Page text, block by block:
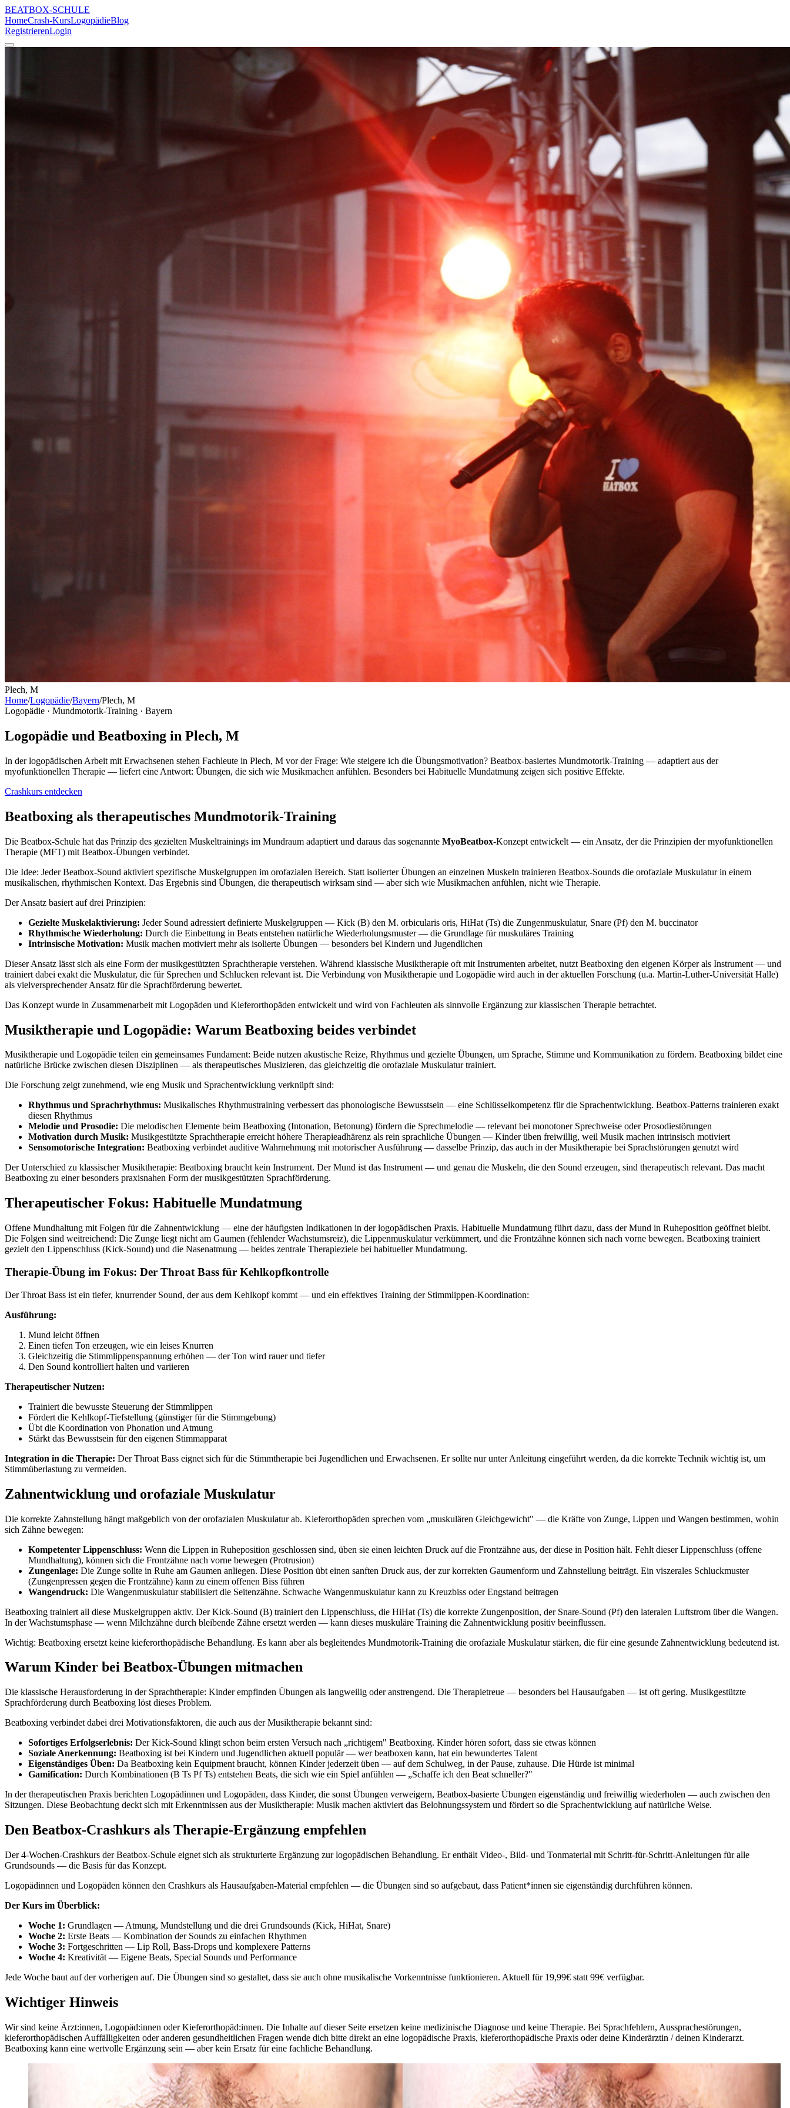
BEATBOX-SCHULE
HomeCrash-KursLogopädieBlog
RegistrierenLogin
Plech, M
Home/Logopädie/Bayern/Plech, M
Logopädie · Mundmotorik-Training · Bayern
Logopädie und Beatboxing in Plech, M
In der logopädischen Arbeit mit Erwachsenen stehen Fachleute in Plech, M vor der Frage: Wie steigere ich die Übungsmotivation? Beatbox-basiertes Mundmotorik-Training — adaptiert aus der
myofunktionellen Therapie — liefert eine Antwort: Übungen, die sich wie Musikmachen anfühlen. Besonders bei Habituelle Mundatmung zeigen sich positive Effekte.
Crashkurs entdecken
Beatboxing als therapeutisches Mundmotorik-Training
Die Beatbox-Schule hat das Prinzip des gezielten Muskeltrainings im Mundraum adaptiert und daraus das sogenannte MyoBeatbox-Konzept entwickelt — ein Ansatz, der die Prinzipien der myofunktionellen
Therapie (MFT) mit Beatbox-Übungen verbindet.
Die Idee: Jeder Beatbox-Sound aktiviert spezifische Muskelgruppen im orofazialen Bereich. Statt isolierter Übungen an einzelnen Muskeln trainieren Beatbox-Sounds die orofaziale Muskulatur in einem
musikalischen, rhythmischen Kontext. Das Ergebnis sind Übungen, die therapeutisch wirksam sind — aber sich wie Musikmachen anfühlen, nicht wie Therapie.
Der Ansatz basiert auf drei Prinzipien:
Gezielte Muskelaktivierung: Jeder Sound adressiert definierte Muskelgruppen — Kick (B) den M. orbicularis oris, HiHat (Ts) die Zungenmuskulatur, Snare (Pf) den M. buccinator
Rhythmische Wiederholung: Durch die Einbettung in Beats entstehen natürliche Wiederholungsmuster — die Grundlage für muskuläres Training
Intrinsische Motivation: Musik machen motiviert mehr als isolierte Übungen — besonders bei Kindern und Jugendlichen
Dieser Ansatz lässt sich als eine Form der musikgestützten Sprachtherapie verstehen. Während klassische Musiktherapie oft mit Instrumenten arbeitet, nutzt Beatboxing den eigenen Körper als Instrument — und
trainiert dabei exakt die Muskulatur, die für Sprechen und Schlucken relevant ist. Die Verbindung von Musiktherapie und Logopädie wird auch in der aktuellen Forschung (u.a. Martin-Luther-Universität Halle)
als vielversprechender Ansatz für die Sprachförderung bewertet.
Das Konzept wurde in Zusammenarbeit mit Logopäden und Kieferorthopäden entwickelt und wird von Fachleuten als sinnvolle Ergänzung zur klassischen Therapie betrachtet.
Musiktherapie und Logopädie: Warum Beatboxing beides verbindet
Musiktherapie und Logopädie teilen ein gemeinsames Fundament: Beide nutzen akustische Reize, Rhythmus und gezielte Übungen, um Sprache, Stimme und Kommunikation zu fördern. Beatboxing bildet eine
natürliche Brücke zwischen diesen Disziplinen — als therapeutisches Musizieren, das gleichzeitig die orofaziale Muskulatur trainiert.
Die Forschung zeigt zunehmend, wie eng Musik und Sprachentwicklung verknüpft sind:
Rhythmus und Sprachrhythmus: Musikalisches Rhythmustraining verbessert das phonologische Bewusstsein — eine Schlüsselkompetenz für die Sprachentwicklung. Beatbox-Patterns trainieren exakt
diesen Rhythmus
Melodie und Prosodie: Die melodischen Elemente beim Beatboxing (Intonation, Betonung) fördern die Sprechmelodie — relevant bei monotoner Sprechweise oder Prosodiestörungen
Motivation durch Musik: Musikgestützte Sprachtherapie erreicht höhere Therapieadhärenz als rein sprachliche Übungen — Kinder üben freiwillig, weil Musik machen intrinsisch motiviert
Sensomotorische Integration: Beatboxing verbindet auditive Wahrnehmung mit motorischer Ausführung — dasselbe Prinzip, das auch in der Musiktherapie bei Sprachstörungen genutzt wird
Der Unterschied zu klassischer Musiktherapie: Beatboxing braucht kein Instrument. Der Mund ist das Instrument — und genau die Muskeln, die den Sound erzeugen, sind therapeutisch relevant. Das macht
Beatboxing zu einer besonders praxisnahen Form der musikgestützten Sprachförderung.
Therapeutischer Fokus: Habituelle Mundatmung
Offene Mundhaltung mit Folgen für die Zahnentwicklung — eine der häufigsten Indikationen in der logopädischen Praxis. Habituelle Mundatmung führt dazu, dass der Mund in Ruheposition geöffnet bleibt.
Die Folgen sind weitreichend: Die Zunge liegt nicht am Gaumen (fehlender Wachstumsreiz), die Lippenmuskulatur verkümmert, und die Frontzähne können sich nach vorne bewegen. Beatboxing trainiert
gezielt den Lippenschluss (Kick-Sound) und die Nasenatmung — beides zentrale Therapieziele bei habitueller Mundatmung.
Therapie-Übung im Fokus: Der Throat Bass für Kehlkopfkontrolle
Der Throat Bass ist ein tiefer, knurrender Sound, der aus dem Kehlkopf kommt — und ein effektives Training der Stimmlippen-Koordination:
Ausführung:
Mund leicht öffnen
Einen tiefen Ton erzeugen, wie ein leises Knurren
Gleichzeitig die Stimmlippenspannung erhöhen — der Ton wird rauer und tiefer
Den Sound kontrolliert halten und variieren
Therapeutischer Nutzen:
Trainiert die bewusste Steuerung der Stimmlippen
Fördert die Kehlkopf-Tiefstellung (günstiger für die Stimmgebung)
Übt die Koordination von Phonation und Atmung
Stärkt das Bewusstsein für den eigenen Stimmapparat
Integration in die Therapie: Der Throat Bass eignet sich für die Stimmtherapie bei Jugendlichen und Erwachsenen. Er sollte nur unter Anleitung eingeführt werden, da die korrekte Technik wichtig ist, um
Stimmüberlastung zu vermeiden.
Zahnentwicklung und orofaziale Muskulatur
Die korrekte Zahnstellung hängt maßgeblich von der orofazialen Muskulatur ab. Kieferorthopäden sprechen vom „muskulären Gleichgewicht" — die Kräfte von Zunge, Lippen und Wangen bestimmen, wohin
sich Zähne bewegen:
Kompetenter Lippenschluss: Wenn die Lippen in Ruheposition geschlossen sind, üben sie einen leichten Druck auf die Frontzähne aus, der diese in Position hält. Fehlt dieser Lippenschluss (offene
Mundhaltung), können sich die Frontzähne nach vorne bewegen (Protrusion)
Zungenlage: Die Zunge sollte in Ruhe am Gaumen anliegen. Diese Position übt einen sanften Druck aus, der zur korrekten Gaumenform und Zahnstellung beiträgt. Ein viszerales Schluckmuster
(Zungenpressen gegen die Frontzähne) kann zu einem offenen Biss führen
Wangendruck: Die Wangenmuskulatur stabilisiert die Seitenzähne. Schwache Wangenmuskulatur kann zu Kreuzbiss oder Engstand beitragen
Beatboxing trainiert all diese Muskelgruppen aktiv. Der Kick-Sound (B) trainiert den Lippenschluss, die HiHat (Ts) die korrekte Zungenposition, der Snare-Sound (Pf) den lateralen Luftstrom über die Wangen.
In der Wachstumsphase — wenn Milchzähne durch bleibende Zähne ersetzt werden — kann dieses muskuläre Training die Zahnentwicklung positiv beeinflussen.
Wichtig: Beatboxing ersetzt keine kieferorthopädische Behandlung. Es kann aber als begleitendes Mundmotorik-Training die orofaziale Muskulatur stärken, die für eine gesunde Zahnentwicklung bedeutend ist.
Warum Kinder bei Beatbox-Übungen mitmachen
Die klassische Herausforderung in der Sprachtherapie: Kinder empfinden Übungen als langweilig oder anstrengend. Die Therapietreue — besonders bei Hausaufgaben — ist oft gering. Musikgestützte
Sprachförderung durch Beatboxing löst dieses Problem.
Beatboxing verbindet dabei drei Motivationsfaktoren, die auch aus der Musiktherapie bekannt sind:
Sofortiges Erfolgserlebnis: Der Kick-Sound klingt schon beim ersten Versuch nach „richtigem" Beatboxing. Kinder hören sofort, dass sie etwas können
Soziale Anerkennung: Beatboxing ist bei Kindern und Jugendlichen aktuell populär — wer beatboxen kann, hat ein bewundertes Talent
Eigenständiges Üben: Da Beatboxing kein Equipment braucht, können Kinder jederzeit üben — auf dem Schulweg, in der Pause, zuhause. Die Hürde ist minimal
Gamification: Durch Kombinationen (B Ts Pf Ts) entstehen Beats, die sich wie ein Spiel anfühlen — „Schaffe ich den Beat schneller?"
In der therapeutischen Praxis berichten Logopädinnen und Logopäden, dass Kinder, die sonst Übungen verweigern, Beatbox-basierte Übungen eigenständig und freiwillig wiederholen — auch zwischen den
Sitzungen. Diese Beobachtung deckt sich mit Erkenntnissen aus der Musiktherapie: Musik machen aktiviert das Belohnungssystem und fördert so die Sprachentwicklung auf natürliche Weise.
Den Beatbox-Crashkurs als Therapie-Ergänzung empfehlen
Der 4-Wochen-Crashkurs der Beatbox-Schule eignet sich als strukturierte Ergänzung zur logopädischen Behandlung. Er enthält Video-, Bild- und Tonmaterial mit Schritt-für-Schritt-Anleitungen für alle
Grundsounds — die Basis für das Konzept.
Logopädinnen und Logopäden können den Crashkurs als Hausaufgaben-Material empfehlen — die Übungen sind so aufgebaut, dass Patient*innen sie eigenständig durchführen können.
Der Kurs im Überblick:
Woche 1: Grundlagen — Atmung, Mundstellung und die drei Grundsounds (Kick, HiHat, Snare)
Woche 2: Erste Beats — Kombination der Sounds zu einfachen Rhythmen
Woche 3: Fortgeschritten — Lip Roll, Bass-Drops und komplexere Patterns
Woche 4: Kreativität — Eigene Beats, Special Sounds und Performance
Jede Woche baut auf der vorherigen auf. Die Übungen sind so gestaltet, dass sie auch ohne musikalische Vorkenntnisse funktionieren. Aktuell für 19,99€ statt 99€ verfügbar.
Wichtiger Hinweis
Wir sind keine Ärzt:innen, Logopäd:innen oder Kieferorthopäd:innen. Die Inhalte auf dieser Seite ersetzen keine medizinische Diagnose und keine Therapie. Bei Sprachfehlern, Aussprachestörungen,
kieferorthopädischen Auffälligkeiten oder anderen gesundheitlichen Fragen wende dich bitte direkt an eine logopädische Praxis, kieferorthopädische Praxis oder deine Kinderärztin / deinen Kinderarzt.
Beatboxing kann eine wertvolle Ergänzung sein — aber kein Ersatz für eine fachliche Behandlung.